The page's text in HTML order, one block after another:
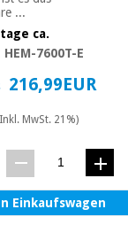
...
ca.
HEM-7600T-E
216,99EUR
MwSt. 21%)
Einkaufswagen